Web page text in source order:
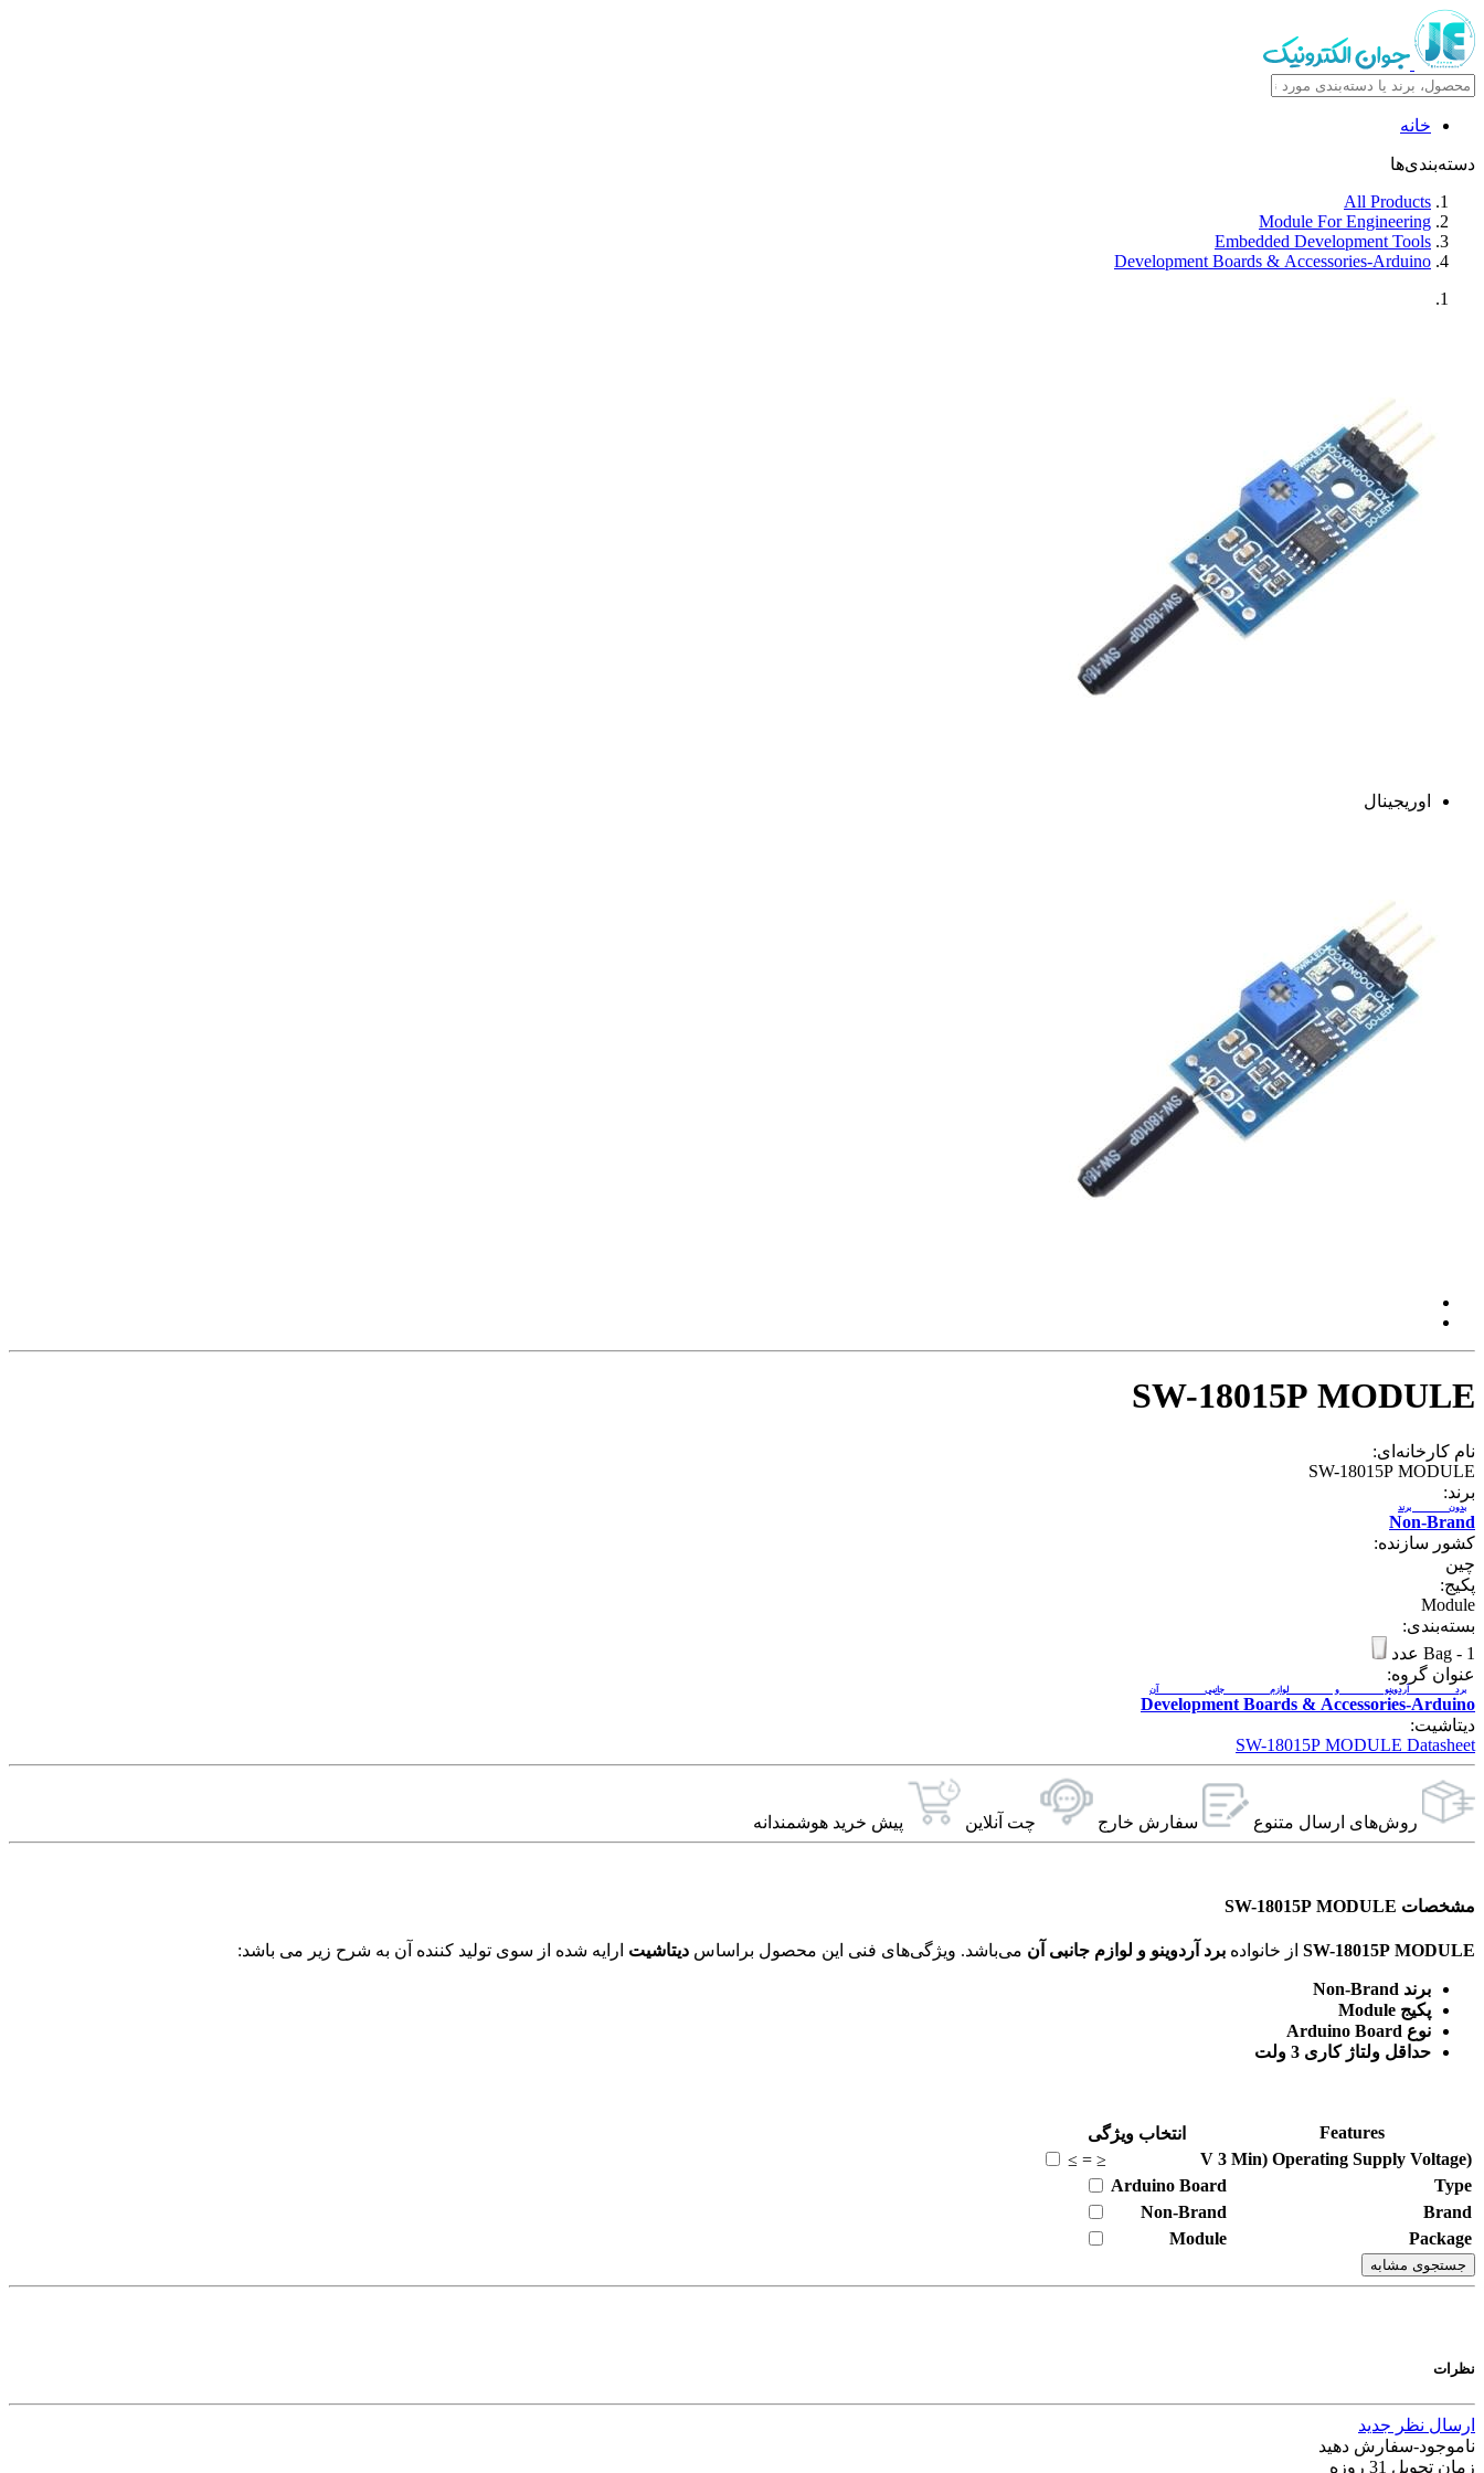
خانه
دسته‌بندی‌ها
All Products
Module For Engineering
Embedded Development Tools
Development Boards & Accessories-Arduino
اوریجینال
SW-18015P MODULE
نام کارخانه‌ای:
SW-18015P MODULE
برند:
Non-Brand
بدون برند
کشور سازنده:
چین
پکیج:
Module
بسته‌بندی:
Bag - 1 عدد
عنوان گروه:
Development Boards & Accessories-Arduino
برد آردوینو و لوازم جانبی آن
دیتاشیت:
SW-18015P MODULE Datasheet
روش‌های ارسال‌ متنوع سفارش خارج چت آنلاین پیش خرید هوشمندانه
مشخصات SW-18015P MODULE
SW-18015P MODULE از خانواده برد آردوینو و لوازم جانبی آن دیتاشیت ارایه شده از سوی تولید کننده آن به شرح زیر می باشد:
برند Non-Brand
پکیج Module
نوع Arduino Board
حداقل ولتاژ کاری 3 ولت
Features
انتخاب ویژگی
(Min) Operating Supply Voltage
3
V
≤
=
≥
Type
Arduino Board
Brand
Non-Brand
Package
Module
جستجوی مشابه
نظرات
ارسال نظر جدید
ناموجود-سفارش دهید
زمان تحویل 31 روزه